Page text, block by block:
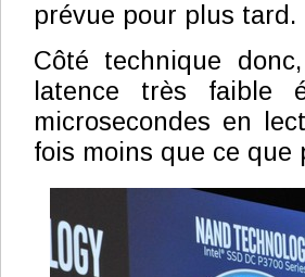
prévue pour plus tard.
Côté technique
latence très faible
microsecondes en
fois moins que ce que